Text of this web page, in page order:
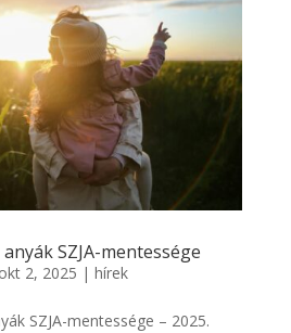
SZJA-mentessége
okt 2, 2025 | hírek
SZJA-mentessége – 2025.